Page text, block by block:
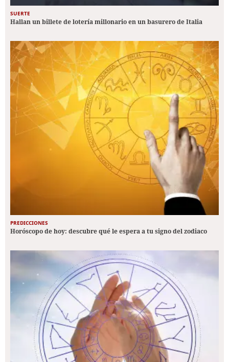
SUERTE
Hallan un billete de lotería millonario en un basurero de Italia
PREDICCIONES
Horóscopo de hoy: descubre qué le espera a tu signo del zodiaco